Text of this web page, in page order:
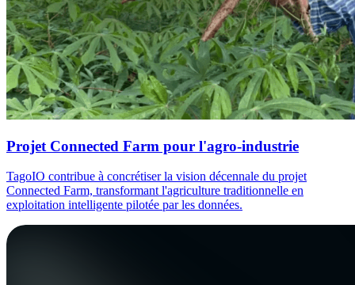
Projet Connected Farm pour l'agro-industrie
TagoIO contribue à concrétiser la vision décennale du projet
Connected Farm, transformant l'agriculture traditionnelle en
exploitation intelligente pilotée par les données.